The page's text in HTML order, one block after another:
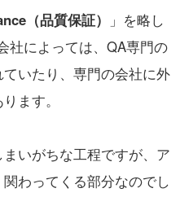
（品質保証）
」を略し
社によっては、QA専門の
いたり、 専門の会社に外
ます。
いがちな工程ですが、 ア
わってくる部分なのでし